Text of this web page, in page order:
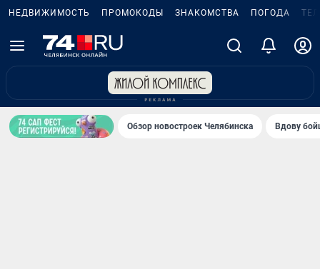
НЕДВИЖИМОСТЬ ПРОМОКОДЫ ЗНАКОМСТВА ПОГОДА
Обзор новостроек Челябинска Вдову